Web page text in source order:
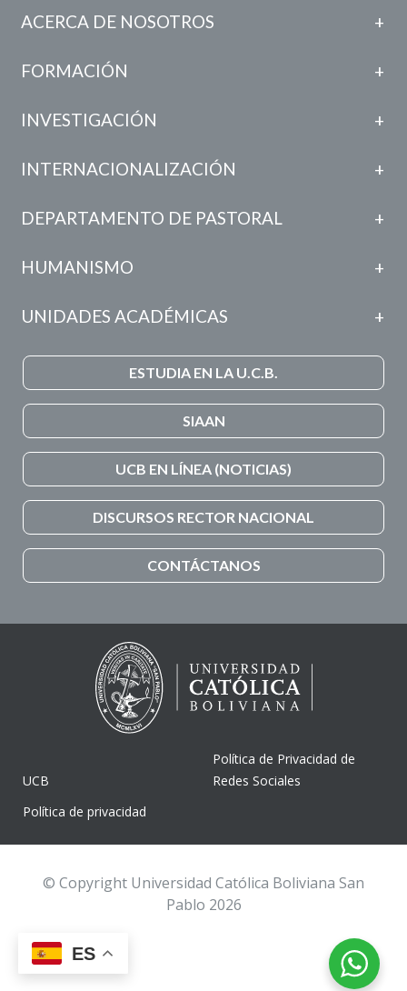
ES
ACERCA DE NOSOTROS
FORMACIÓN
INVESTIGACIÓN
INTERNACIONALIZACIÓN
DEPARTAMENTO DE PASTORAL
HUMANISMO
UNIDADES ACADÉMICAS
ESTUDIA EN LA U.C.B.
SIAAN
UCB EN LÍNEA (NOTICIAS)
DISCURSOS RECTOR NACIONAL
CONTÁCTANOS
UCB
Política de Privacidad de
Redes Sociales
Política de privacidad
© Copyright Universidad Católica Boliviana San
Pablo 2026